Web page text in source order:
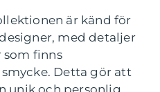
är känd för
med detaljer
finns
Detta gör att